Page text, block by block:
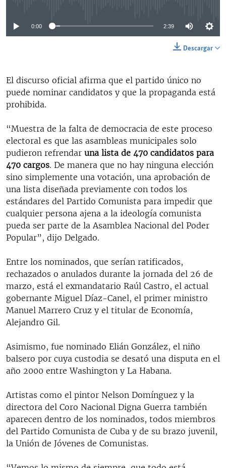
0:00 2:39
Descargar
El discurso oficial afirma que el partido único no
puede nominar candidatos y que la propaganda está
prohibida.
“Muestra de la falta de democracia de este proceso
electoral es que las asambleas municipales solo
pudieron refrendar una lista de 470 candidatos para
470 cargos. De manera que no hay ninguna elección
sino simplemente una votación, una aprobación de
una lista diseñada previamente con todos los
estándares del Partido Comunista para impedir que
cualquier persona ajena a la ideología comunista
pueda ser parte de la Asamblea Nacional del Poder
Popular”, dijo Delgado.
Entre los nominados, que serían ratificados,
rechazados o anulados durante la jornada del 26 de
marzo, está el exmandatario Raúl Castro, el actual
gobernante Miguel Díaz-Canel, el primer ministro
Manuel Marrero Cruz y el titular de Economía,
Alejandro Gil.
Asimismo, fue nominado Elián González, el niño
balsero por cuya custodia se desató una disputa en el
año 2000 entre Washington y La Habana.
Artistas como el pintor Nelson Domínguez y la
directora del Coro Nacional Digna Guerra también
aparecen dentro de los nominados, todos miembros
del Partido Comunista de Cuba y de su brazo juvenil,
la Unión de Jóvenes de Comunistas.